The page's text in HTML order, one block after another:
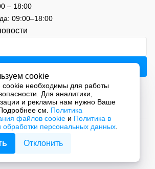
– 18:00
09:00–18:00
вы соглашаетесь с
персональных данных
данных
cookie
cookie необходимы для работы
Для аналитики,
и рекламы нам нужно Ваше
см. Политика
файлов cookie и Политика в
обработки персональных данных
Отклонить